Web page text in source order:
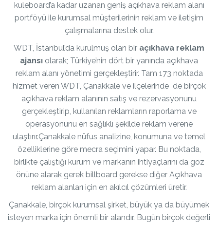
kuleboard’a kadar uzanan geniş açıkhava reklam alanı
portföyü ile kurumsal müşterilerinin reklam ve iletişim
çalışmalarına destek olur.
WDT, İstanbul’da kurulmuş olan bir açıkhava reklam
ajansı olarak; Türkiye’nin dört bir yanında açıkhava
reklam alanı yönetimi gerçekleştirir. Tam 173 noktada
hizmet veren WDT, Çanakkale ve ilçelerinde de birçok
açıkhava reklam alanının satış ve rezervasyonunu
gerçekleştirip, kullanılan reklamların raporlama ve
operasyonunu en sağlıklı şekilde reklam verene
ulaştırır.Çanakkale nüfus analizine, konumuna ve temel
özelliklerine göre mecra seçimini yapar. Bu noktada,
birlikte çalıştığı kurum ve markanın ihtiyaçlarını da göz
önüne alarak gerek billboard gerekse diğer Açıkhava
reklam alanları için en akılcıl çözümleri üretir.
Çanakkale, birçok kurumsal şirket, büyük ya da büyümek
isteyen marka için önemli bir alandır. Bugün birçok değerli